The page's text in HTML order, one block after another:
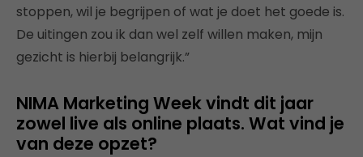
stoppen, wil je begrijpen of wat je doet het goede is.
De uitingen zou ik dan wel zelf willen maken, mijn
gezicht is hierbij belangrijk.”
NIMA Marketing Week vindt dit jaar
zowel live als online plaats. Wat vind je
van deze opzet?